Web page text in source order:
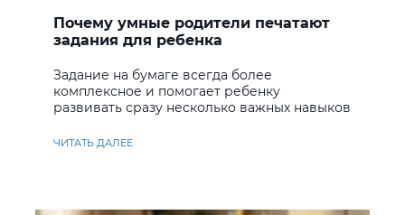
Почему умные родители печатают
задания для ребенка
Задание на бумаге всегда более
комплексное и помогает ребенку
развивать сразу несколько важных навыков
ЧИТАТЬ ДАЛЕЕ